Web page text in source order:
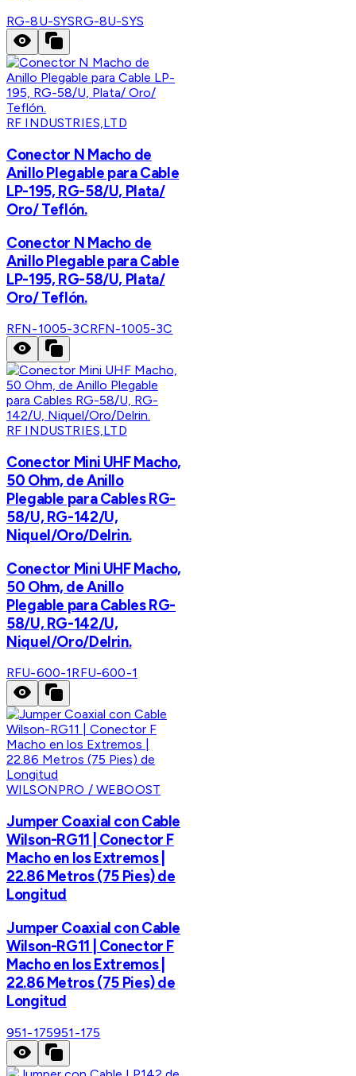
RG-8U-SYSRG-8U-SYS
RF INDUSTRIES,LTD
Conector N Macho de
Anillo Plegable para Cable
LP-195, RG-58/U, Plata/
Oro/ Teflón.
Conector N Macho de
Anillo Plegable para Cable
LP-195, RG-58/U, Plata/
Oro/ Teflón.
RFN-1005-3CRFN-1005-3C
RF INDUSTRIES,LTD
Conector Mini UHF Macho,
50 Ohm, de Anillo
Plegable para Cables RG-
58/U, RG-142/U,
Niquel/Oro/Delrin.
Conector Mini UHF Macho,
50 Ohm, de Anillo
Plegable para Cables RG-
58/U, RG-142/U,
Niquel/Oro/Delrin.
RFU-600-1RFU-600-1
WILSONPRO / WEBOOST
Jumper Coaxial con Cable
Wilson-RG11 | Conector F
Macho en los Extremos |
22.86 Metros (75 Pies) de
Longitud
Jumper Coaxial con Cable
Wilson-RG11 | Conector F
Macho en los Extremos |
22.86 Metros (75 Pies) de
Longitud
951-175951-175